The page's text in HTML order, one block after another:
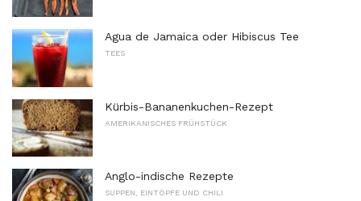
Agua de Jamaica oder Hibiscus Tee
TEES
Kürbis-Bananenkuchen-Rezept
AMERIKANISCHES FRÜHSTÜCK
Anglo-indische Rezepte
SUPPEN, EINTÖPFE UND CHILI